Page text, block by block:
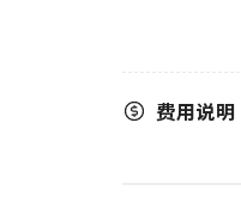
费用说明